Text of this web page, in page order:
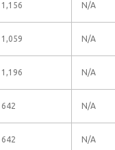
1,156 N/A
1,059 N/A
1,196 N/A
642 N/A
642 N/A